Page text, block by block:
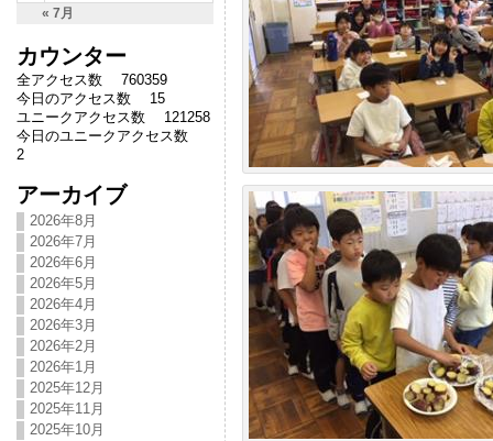
« 7月
カウンター
全アクセス数 760359
今日のアクセス数 15
ユニークアクセス数 121258
今日のユニークアクセス数
2
アーカイブ
2026年8月
2026年7月
2026年6月
2026年5月
2026年4月
2026年3月
2026年2月
2026年1月
2025年12月
2025年11月
2025年10月